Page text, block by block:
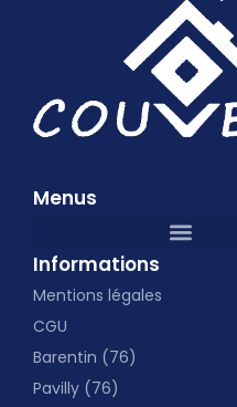
Menus
Informations
Mentions légales
CGU
Barentin (76)
Pavilly (76)